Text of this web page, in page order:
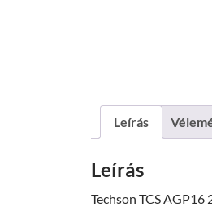
Leírás
Leírás
Techson TCS